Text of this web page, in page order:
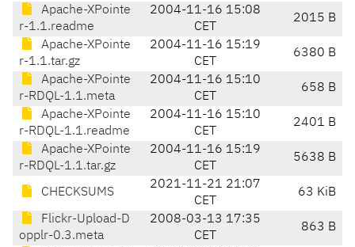
Apache-XPointe
r-1.1.readme
2004-11-16 15:08
CET
2015 B
Apache-XPointe
r-1.1.tar.gz
2004-11-16 15:19
CET
6380 B
Apache-XPointe
r-RDQL-1.1.meta
2004-11-16 15:10
CET
658 B
Apache-XPointe
r-RDQL-1.1.readme
2004-11-16 15:10
CET
2401 B
Apache-XPointe
r-RDQL-1.1.tar.gz
2004-11-16 15:19
CET
5638 B
CHECKSUMS
2021-11-21 21:07
CET
63 KiB
Flickr-Upload-D
opplr-0.3.meta
2008-03-13 17:35
CET
863 B